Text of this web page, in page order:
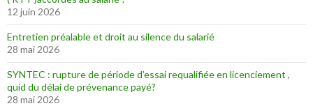
12 juin 2026
Entretien préalable et droit au silence du salarié
28 mai 2026
SYNTEC : rupture de période d’essai requalifiée en licenciement ,
quid du délai de prévenance payé?
28 mai 2026